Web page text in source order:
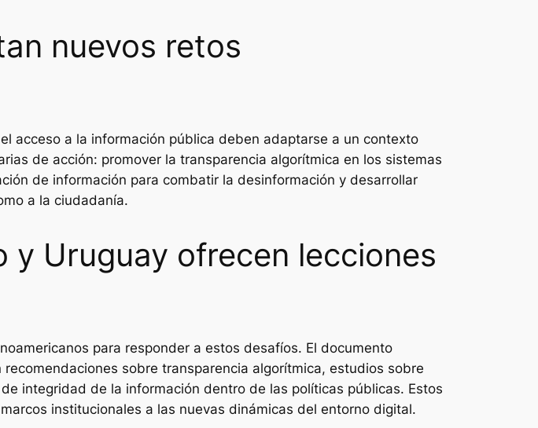
nuevos retos
acceso a la información pública deben adaptarse a un contexto
de acción: promover la transparencia algorítmica en los sistemas
de información para combatir la desinformación y desarrollar
a la ciudadanía.
y Uruguay ofrecen lecciones
para responder a estos desafíos. El documento
sobre transparencia algorítmica, estudios sobre
integridad de la información dentro de las políticas públicas. Estos
institucionales a las nuevas dinámicas del entorno digital.